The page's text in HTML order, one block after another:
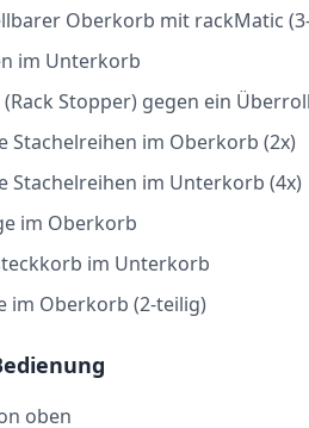
Oberkorb mit rackMatic
im Unterkorb
Stopper) gegen ein
Stachelreihen im Oberkorb (2x)
Stachelreihen im Unterkorb (4x)
im Oberkorb
im Unterkorb
im Oberkorb (2-teilig)
oben